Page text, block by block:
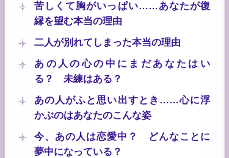
苦しくて胸がいっぱい……あなたが復
縁を望む本当の理由
二人が別れてしまった本当の理由
あの人の心の中にまだあなたはい
る？ 未練はある？
あの人がふと思い出すとき……心に浮
かぶのはあなたのこんな姿
今、あの人は恋愛中？ どんなことに
夢中になっている？